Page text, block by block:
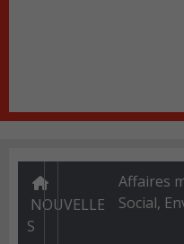
NOUVELLE
S
Affaires
Social,